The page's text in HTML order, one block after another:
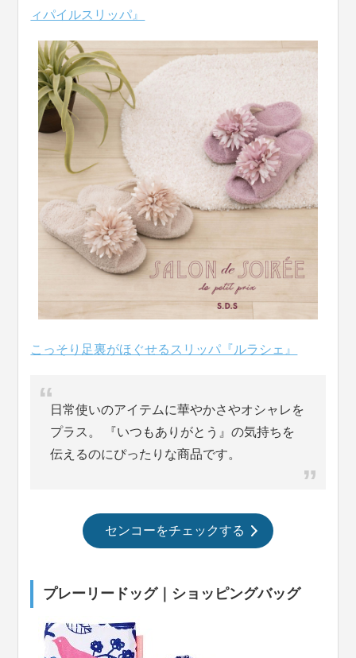
ィパイルスリッパ』
こっそり足裏がほぐせるスリッパ『ルラシェ』
日常使いのアイテムに華やかさやオシャレを
プラス。 『いつもありがとう』の気持ちを
伝えるのにぴったりな商品です。
センコーをチェックする
プレーリードッグ｜ショッピングバッグ